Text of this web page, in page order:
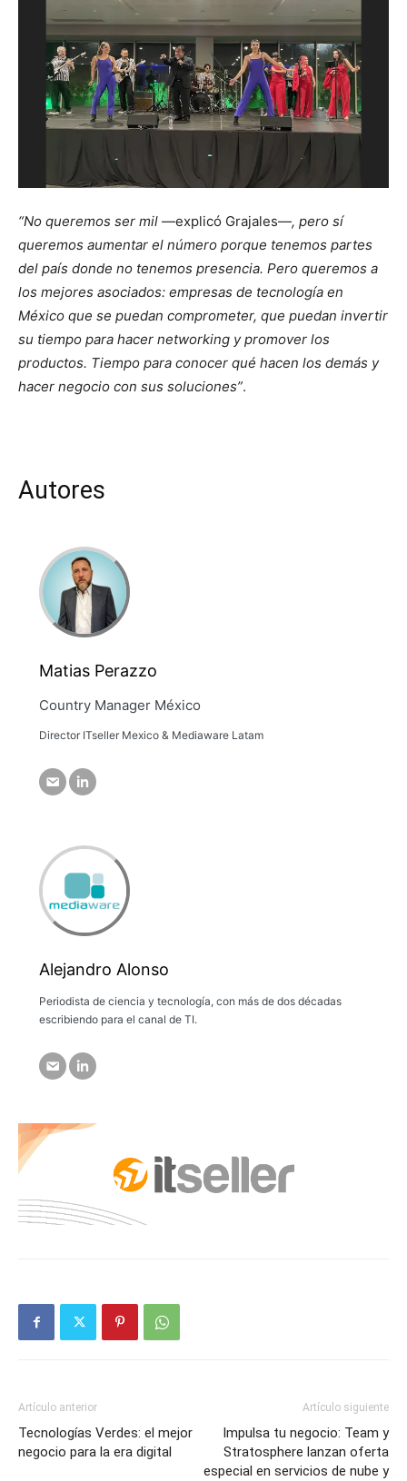
“No queremos ser mil —explicó Grajales—, pero sí
queremos aumentar el número porque tenemos partes
del país donde no tenemos presencia. Pero queremos a
los mejores asociados: empresas de tecnología en
México que se puedan comprometer, que puedan invertir
su tiempo para hacer networking y promover los
productos. Tiempo para conocer qué hacen los demás y
hacer negocio con sus soluciones”.
Autores
Matias Perazzo
Country Manager México
Director ITseller Mexico & Mediaware Latam
Alejandro Alonso
Periodista de ciencia y tecnología, con más de dos décadas
escribiendo para el canal de TI.
Artículo anterior
Tecnologías Verdes: el mejor
negocio para la era digital
Artículo siguiente
Impulsa tu negocio: Team y
Stratosphere lanzan oferta
especial en servicios de nube y